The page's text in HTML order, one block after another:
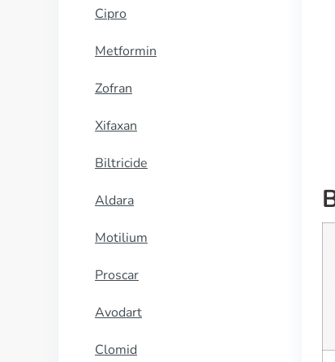
Cipro
Metformin
Zofran
Xifaxan
Biltricide
Aldara
Motilium
Proscar
Avodart
Clomid